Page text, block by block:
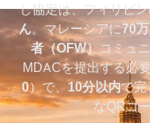
し協定は、フィリピ
ん。マレーシアに70
者（OFW）コミュ
MDACを提出する必
0）で、 10分以内で完
なQRコ